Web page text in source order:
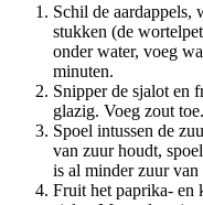
Schil de aardappels,
stukken (de
onder water, voeg
minuten.
Snipper de sjalot en
glazig. Voeg zout toe.
Spoel intussen de
van zuur houdt,
is al minder zuur
Fruit het paprika- en